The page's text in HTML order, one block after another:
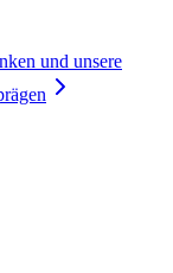
und unsere